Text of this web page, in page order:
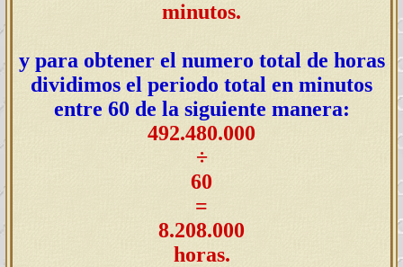
minutos.
y para obtener el numero total de horas
dividimos el periodo total en minutos
entre 60 de la siguiente manera:
492.480.000
÷
60
=
8.208.000
horas.